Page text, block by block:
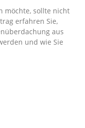
möchte, sollte nicht
erfahren Sie,
aus
und wie Sie